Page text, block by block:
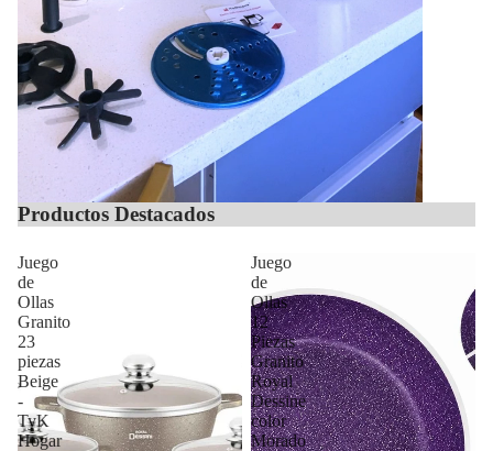
Productos Destacados
Juego
de
Ollas
Granito
23
piezas
Beige
-
TyK
Hogar
Juego
de
Ollas
12
Piezas
Granito
Royal
Dessine
color
Morado